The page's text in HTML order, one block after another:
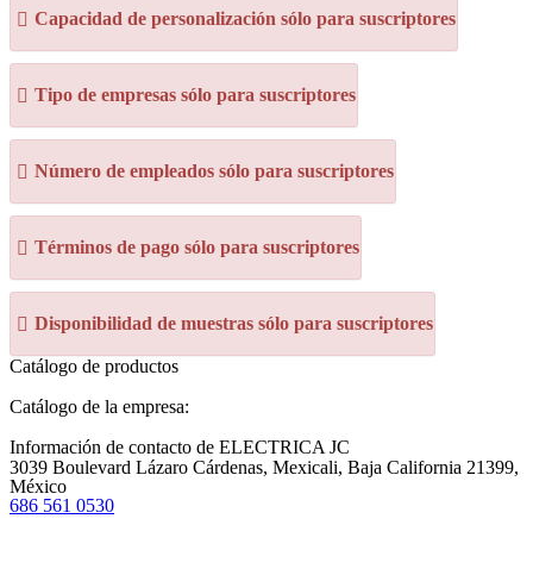
Capacidad de personalización sólo para suscriptores
Tipo de empresas sólo para suscriptores
Número de empleados sólo para suscriptores
Términos de pago sólo para suscriptores
Disponibilidad de muestras sólo para suscriptores
Catálogo de productos
Catálogo de la empresa:
Información de contacto de ELECTRICA JC
3039 Boulevard Lázaro Cárdenas, Mexicali, Baja California 21399,
México
686 561 0530